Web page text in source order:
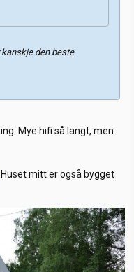
den beste
Mye hifi så langt, men
Huset mitt er også bygget